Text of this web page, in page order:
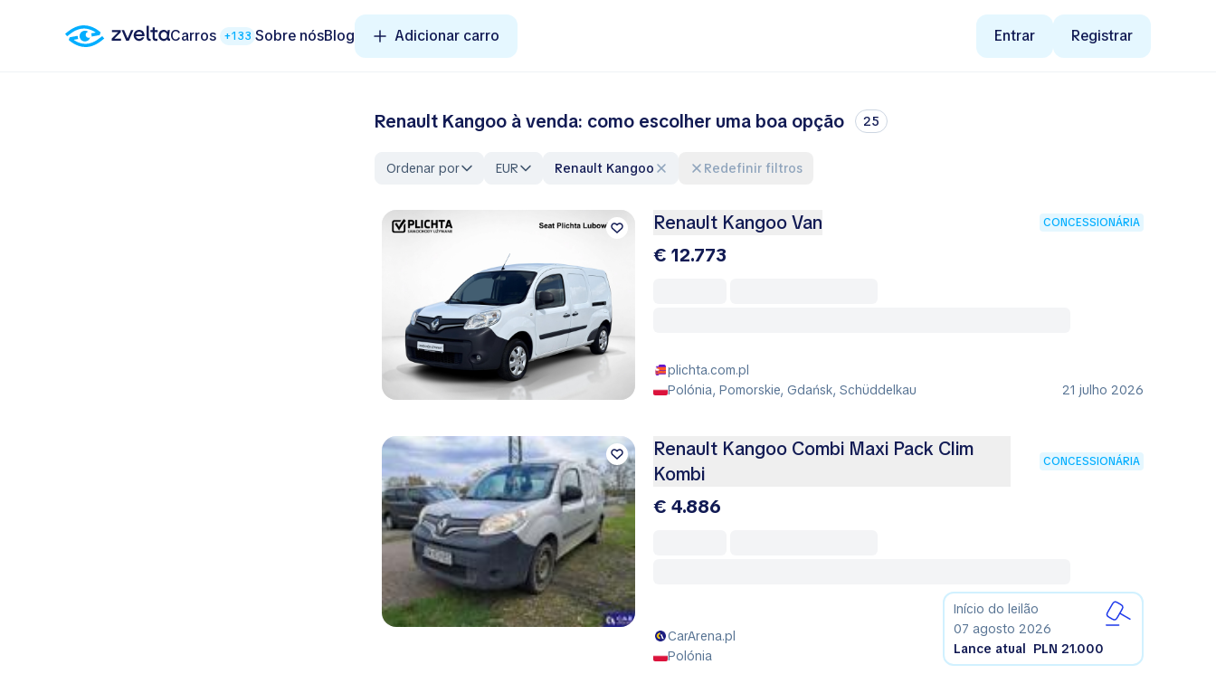
Carros +133 Sobre nósBlog Adicionar carro Entrar Registrar
Renault Kangoo à venda: como escolher uma boa opção 25
Ordenar por EUR Renault Kangoo Redefinir filtros
Renault Kangoo Van CONCESSIONÁRIA
€ 12.773
plichta.com.pl
Polónia, Pomorskie, Gdańsk, Schüddelkau
21 julho 2026
Renault Kangoo Combi Maxi Pack Clim
Kombi
CONCESSIONÁRIA
€ 4.886
CarArena.pl
Polónia
Início do leilão
07 agosto 2026
Lance atual PLN 21.000